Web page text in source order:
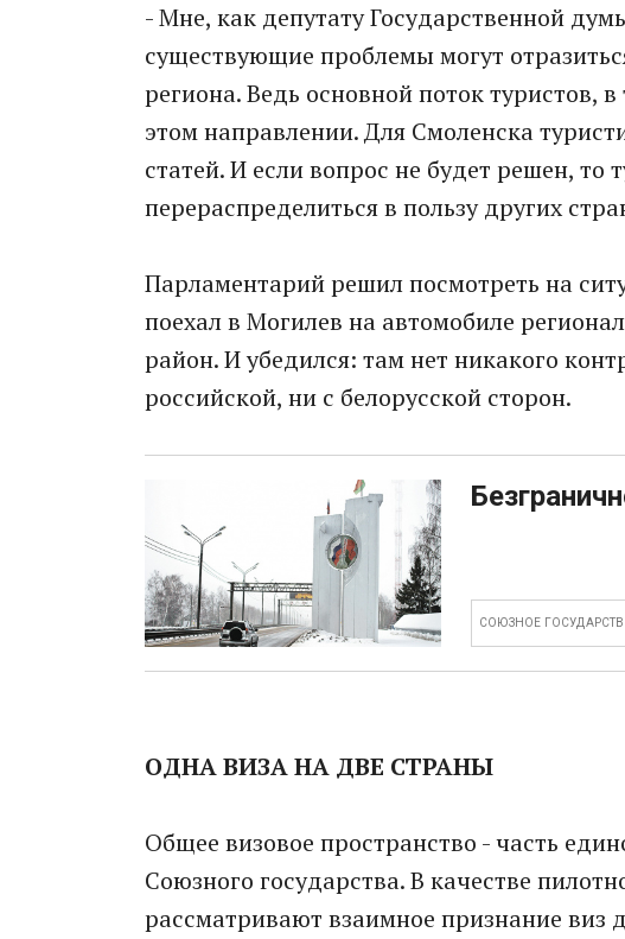
- Мне, как депутату Государственной
существующие проблемы могут
региона. Ведь основной поток туристов,
этом направлении. Для Смоленска
статей. И если вопрос не будет решен, то
перераспределиться в пользу других
Парламентарий решил посмотреть на
поехал в Могилев на автомобиле
район. И убедился: там нет никакого
российской, ни с белорусской сторон.
СОЮЗНОЕ
ОДНА ВИЗА НА ДВЕ СТРАНЫ
Общее визовое пространство - часть
Союзного государства. В качестве
рассматривают взаимное признание виз